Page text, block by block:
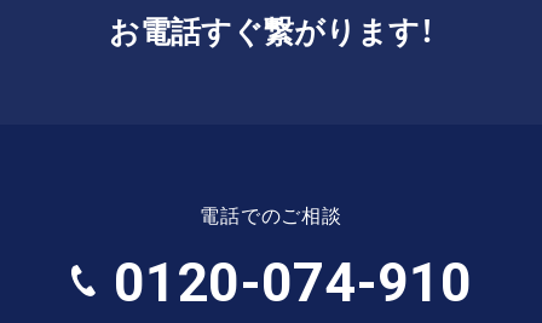
お電話すぐ繋がります！
電話でのご相談
0120-074-910